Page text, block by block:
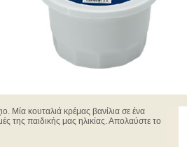
Μία κουταλιά κρέμας βανίλια σε ένα
της παιδικής μας ηλικίας. Απολαύστε το